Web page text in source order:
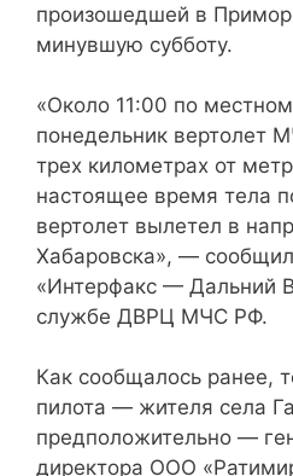
произошедшей в
минувшую субботу.
«Около 11:00 по
понедельник вертолет
трех километрах от
настоящее время тела
вертолет вылетел в
Хабаровска», —
«Интерфакс — Дальний
службе ДВРЦ МЧС РФ.
Как сообщалось ранее,
пилота — жителя села
предположительно —
директора ООО